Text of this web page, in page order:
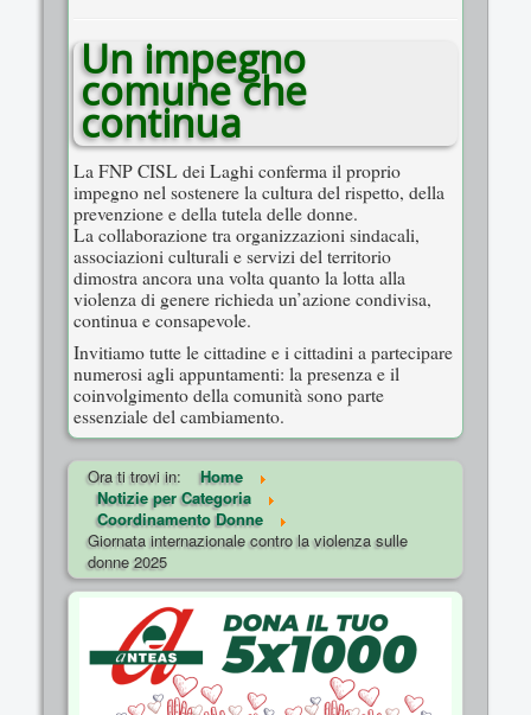
Un impegno
comune che
continua
La FNP CISL dei Laghi conferma il proprio
impegno nel sostenere la cultura del rispetto, della
prevenzione e della tutela delle donne.
La collaborazione tra organizzazioni sindacali,
associazioni culturali e servizi del territorio
dimostra ancora una volta quanto la lotta alla
violenza di genere richieda un’azione condivisa,
continua e consapevole.
Invitiamo tutte le cittadine e i cittadini a partecipare
numerosi agli appuntamenti: la presenza e il
coinvolgimento della comunità sono parte
essenziale del cambiamento.
Ora ti trovi in:
Home
Notizie per Categoria
Coordinamento Donne
Giornata internazionale contro la violenza sulle
donne 2025